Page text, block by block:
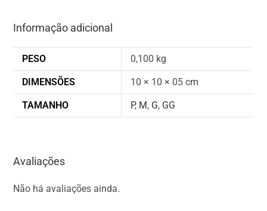
Informação adicional
PESO 0,100 kg
DIMENSÕES 10 × 10 × 05 cm
TAMANHO P, M, G, GG
Avaliações
Não há avaliações ainda.